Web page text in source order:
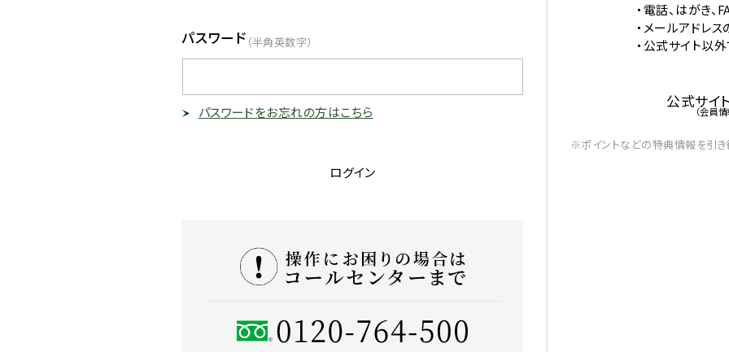
パスワード （半角英数字）
パスワードをお忘れの方はこちら
ログイン
・電話、はがき
・メールアドレ
・公式サイト以
公式サイ
（会員
※ポイントなどの特典情報を引き